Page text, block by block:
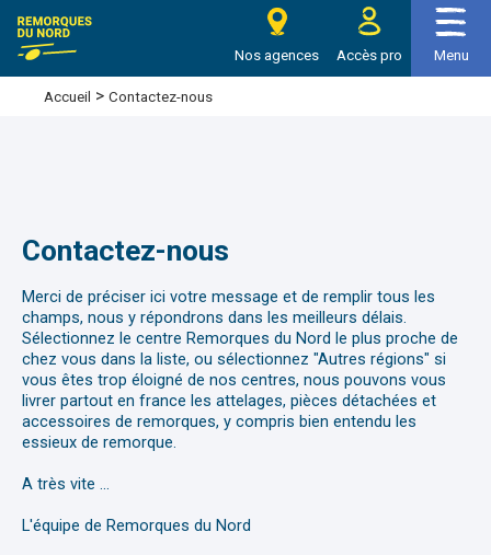
Remorques du nord
Nos agences Accès pro Menu
Accueil > Contactez-nous
Contactez-nous
Merci de préciser ici votre message et de remplir tous les
champs, nous y répondrons dans les meilleurs délais.
Sélectionnez le centre Remorques du Nord le plus proche de
chez vous dans la liste, ou sélectionnez "Autres régions" si
vous êtes trop éloigné de nos centres, nous pouvons vous
livrer partout en france les attelages, pièces détachées et
accessoires de remorques, y compris bien entendu les
essieux de remorque.
A très vite …
L'équipe de Remorques du Nord